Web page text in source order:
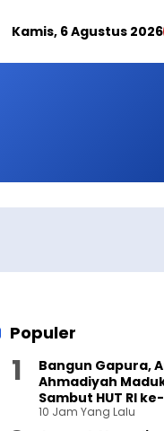
Kamis, 6 Agustus 2026
Populer
Bangun Gapura,
Ahmadiyah
Sambut HUT RI
10 Jam Yang Lalu